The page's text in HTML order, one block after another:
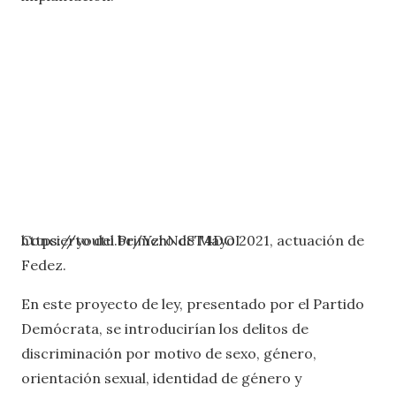
https://youtu.be/YzhNcST4DOI
Concierto del Primero de Mayo 2021, actuación de
Fedez.
En este proyecto de ley, presentado por el Partido
Demócrata, se introducirían los delitos de
discriminación por motivo de sexo, género,
orientación sexual, identidad de género y